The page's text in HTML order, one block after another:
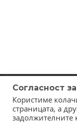
Согласност
Користиме
страницата, а
задолжителните